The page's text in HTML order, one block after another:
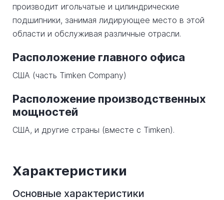
производит игольчатые и цилиндрические
подшипники, занимая лидирующее место в этой
области и обслуживая различные отрасли.
Расположение главного офиса
США (часть Timken Company)
Расположение производственных
мощностей
США, и другие страны (вместе с Timken).
Характеристики
Основные характеристики